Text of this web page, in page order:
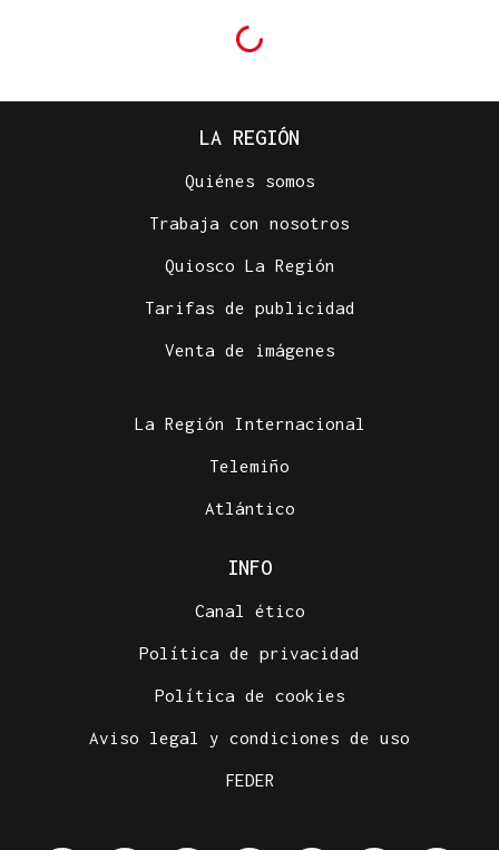
LA REGIÓN
Quiénes somos
Trabaja con nosotros
Quiosco La Región
Tarifas de publicidad
Venta de imágenes
La Región Internacional
Telemiño
Atlántico
INFO
Canal ético
Política de privacidad
Política de cookies
Aviso legal y condiciones de uso
FEDER